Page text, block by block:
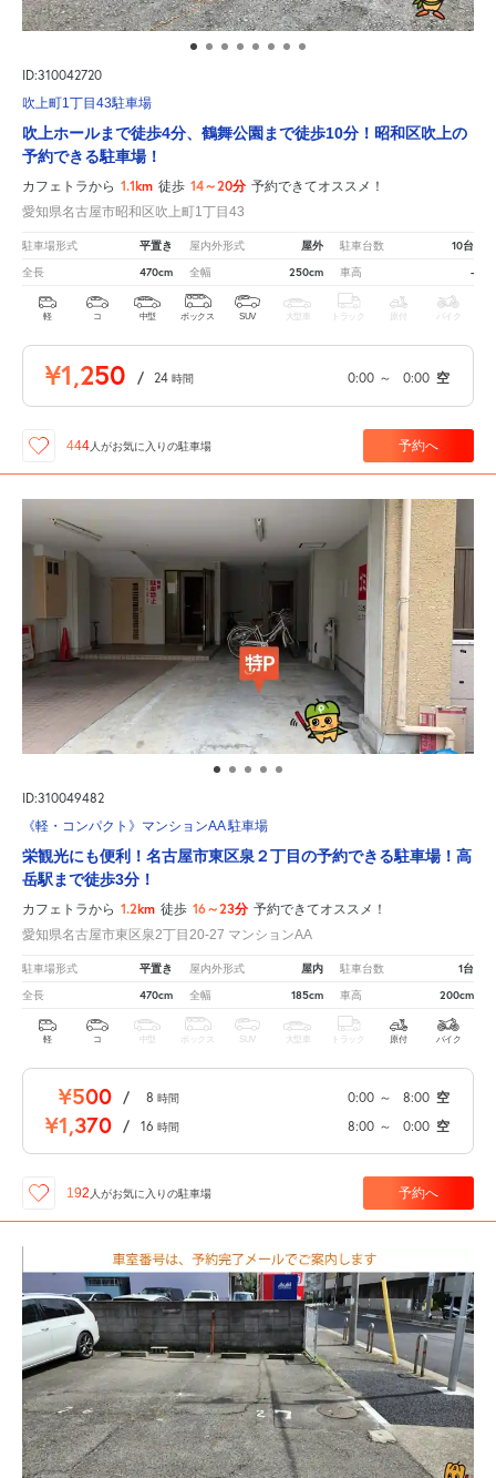
ID:310042720
吹上町1丁目43駐車場
吹上ホールまで徒歩4分、鶴舞公園まで徒歩10分！昭和区吹上の
予約できる駐車場！
カフェトラから 1.1km 徒歩 14～20分 予約できてオススメ！
愛知県名古屋市昭和区吹上町1丁目43
駐車場形式 平置き 屋内外形式 屋外 駐車台数 10台
全長 470cm 全幅 250cm 車高 -
軽 コ 中型 ボックス SUV 大型車 トラック 原付 バイク
¥1,250 / 24 時間 0:00 ～ 0:00 空
444人がお気に入りの駐車場 予約へ
ID:310049482
《軽・コンパクト》マンションAA 駐車場
栄観光にも便利！名古屋市東区泉２丁目の予約できる駐車場！高
岳駅まで徒歩3分！
カフェトラから 1.2km 徒歩 16～23分 予約できてオススメ！
愛知県名古屋市東区泉2丁目20-27 マンションAA
駐車場形式 平置き 屋内外形式 屋内 駐車台数 1台
全長 470cm 全幅 185cm 車高 200cm
軽 コ 中型 ボックス SUV 大型車 トラック 原付 バイク
¥500 / 8 時間 0:00 ～ 8:00 空
¥1,370 / 16 時間 8:00 ～ 0:00 空
192 人がお気に入りの駐車場 予約へ